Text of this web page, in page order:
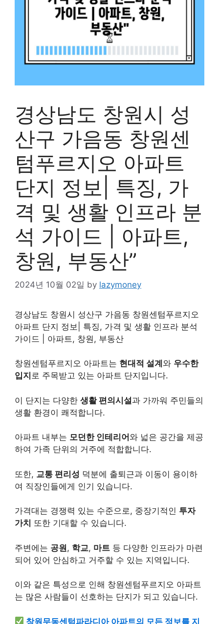
경상남도 창원시 성
산구 가음동 창원센
텀푸르지오 아파트
단지 정보| 특징, 가
격 및 생활 인프라 분
석 가이드 | 아파트,
창원, 부동산”
2024년 10월 02일 by lazymoney
경상남도 창원시 성산구 가음동 창원센텀푸르지오
아파트 단지 정보| 특징, 가격 및 생활 인프라 분석
가이드 | 아파트, 창원, 부동산
창원센텀푸르지오 아파트는 현대적 설계 와 우수한
입지 로 주목받고 있는 아파트 단지입니다.
이 단지는 다양한 생활 편의시설과 가까워 주민들의
생활 환경이 쾌적합니다.
아파트 내부는 모던한 인테리어 와 넓은 공간을 제공
하여 가족 단위의 거주에 적합합니다.
또한, 교통 편리성 덕분에 출퇴근과 이동이 용이하
여 직장인들에게 인기 있습니다.
가격대는 경쟁력 있는 수준으로, 중장기적인 투자
가치 또한 기대할 수 있습니다.
주변에는 공원, 학교, 마트 등 다양한 인프라가 마련
되어 있어 안심하고 거주할 수 있는 지역입니다.
이와 같은 특성으로 인해 창원센텀푸르지오 아파트
는 많은 사람들이 선호하는 단지가 되고 있습니다.
창원무동센텀파라디아 아파트의 모든 정보를 지